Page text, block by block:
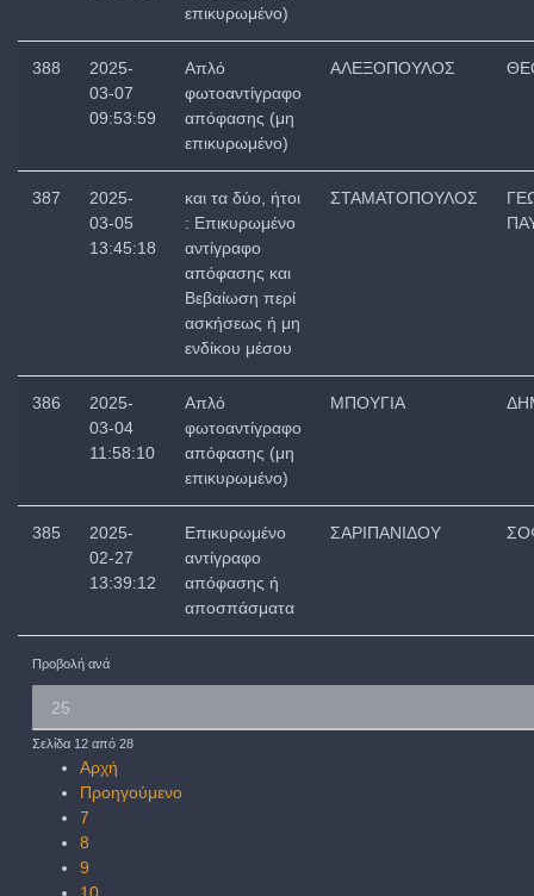
Προβολή ανά
Σελίδα 12 από 28
Αρχή
Προηγούμενο
7
8
9
επικυρωμένο)
388
2025-
03-07
09:53:59
Απλό
φωτοαντίγραφο
απόφασης (μη
επικυρωμένο)
ΑΛΕΞΟΠΟΥΛΟΣ
387
2025-
03-05
13:45:18
και τα δύο, ήτοι
: Επικυρωμένο
αντίγραφο
απόφασης και
Βεβαίωση περί
ασκήσεως ή μη
ενδίκου μέσου
ΣΤΑΜΑΤΟΠΟΥΛΟΣ
386
2025-
03-04
11:58:10
Απλό
φωτοαντίγραφο
απόφασης (μη
επικυρωμένο)
ΜΠΟΥΓΙΑ
385
2025-
02-27
13:39:12
Επικυρωμένο
αντίγραφο
απόφασης ή
αποσπάσματα
ΣΑΡΙΠΑΝΙΔΟΥ